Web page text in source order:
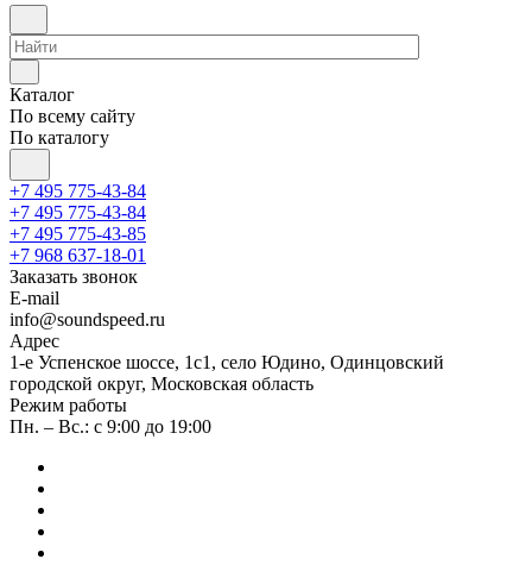
Каталог
По всему сайту
По каталогу
+7 495 775-43-84
+7 495 775-43-84
+7 495 775-43-85
+7 968 637-18-01
Заказать звонок
E-mail
info@soundspeed.ru
Адрес
1-е Успенское шоссе, 1с1, село Юдино, Одинцовский
городской округ, Московская область
Режим работы
Пн. – Вс.: с 9:00 до 19:00